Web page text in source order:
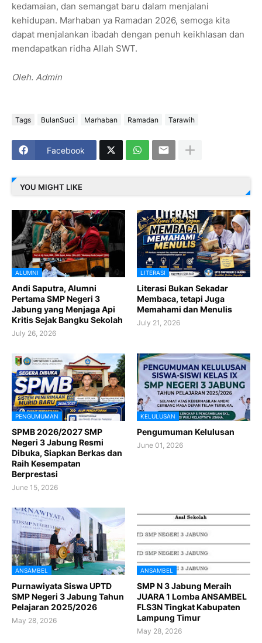
kedamaian, dan semangat baru dalam menjalani
kehidupan. Marhaban ya Ramadan 2026, semoga kita
dapat menjalankan ibadah dengan penuh keikhlasan dan
mendapatkan ridha Allah SWT.
Oleh. Admin
Tags BulanSuci Marhaban Ramadan Tarawih
Facebook
YOU MIGHT LIKE
ALUMNI
Andi Saputra, Alumni
Pertama SMP Negeri 3
Jabung yang Menjaga Api
Kritis Sejak Bangku Sekolah
July 26, 2026
LITERASI
Literasi Bukan Sekadar
Membaca, tetapi Juga
Memahami dan Menulis
July 21, 2026
PENGUMUMAN
SPMB 2026/2027 SMP
Negeri 3 Jabung Resmi
Dibuka, Siapkan Berkas dan
Raih Kesempatan
Berprestasi
June 15, 2026
KELULUSAN
Pengumuman Kelulusan
June 01, 2026
ANSAMBEL
Purnawiyata Siswa UPTD
SMP Negeri 3 Jabung Tahun
Pelajaran 2025/2026
May 28, 2026
ANSAMBEL
SMP N 3 Jabung Meraih
JUARA 1 Lomba ANSAMBEL
FLS3N Tingkat Kabupaten
Lampung Timur
May 28, 2026